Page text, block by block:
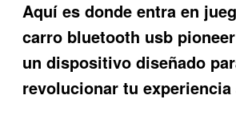
Aquí es donde entra en
carro bluetooth usb
un dispositivo diseñado
revolucionar tu